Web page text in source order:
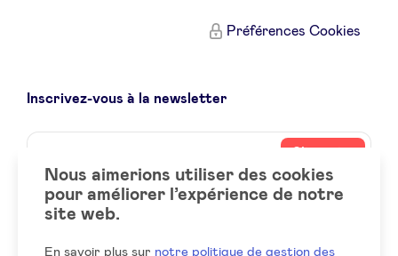
Préférences Cookies
Inscrivez-vous à la newsletter
Name
Votre
email
Social
LinkedIn
Nous aimerions utiliser des cookies
pour améliorer l’expérience de notre
site web.
En savoir plus sur notre politique de gestion des